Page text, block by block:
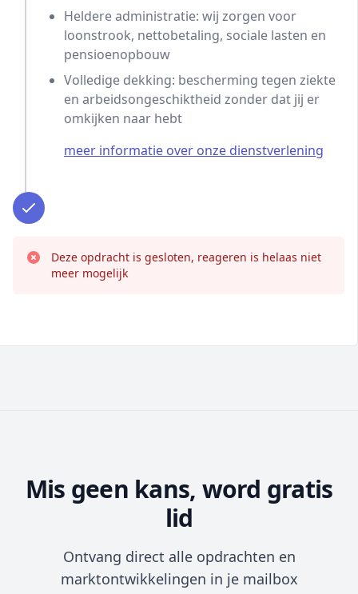
Heldere administratie: wij zorgen voor
loonstrook, nettobetaling, sociale lasten en
pensioenopbouw
Volledige dekking: bescherming tegen ziekte
en arbeidsongeschiktheid zonder dat jij er
omkijken naar hebt
meer informatie over onze dienstverlening
Deze opdracht is gesloten, reageren is helaas niet
meer mogelijk
Mis geen kans, word gratis
lid
Ontvang direct alle opdrachten en
marktontwikkelingen in je mailbox